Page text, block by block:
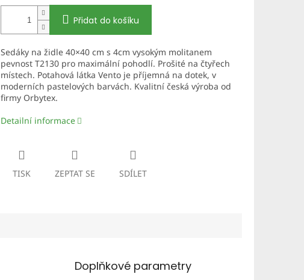
Přidat do košíku
Sedáky na židle 40×40 cm s 4cm vysokým molitanem
pevnost T2130 pro maximální pohodlí. Prošité na čtyřech
místech. Potahová látka Vento je příjemná na dotek, v
moderních pastelových barvách. Kvalitní česká výroba od
firmy Orbytex.
Detailní informace
TISK ZEPTAT SE SDÍLET
Doplňkové parametry